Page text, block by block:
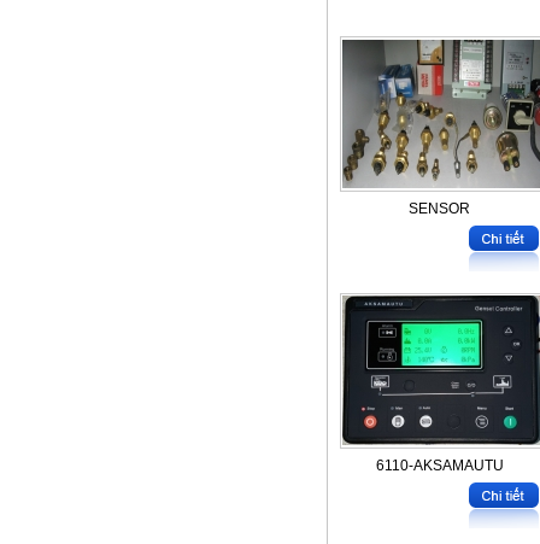
SENSOR
6110-AKSAMAUTU